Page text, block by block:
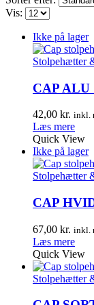
Vis:
Ikke på lager
Stolpehætter
CAP
42,00 kr. inkl.
Læs mere
Quick View
Ikke på lager
Stolpehætter
CAP
67,00 kr. inkl.
Læs mere
Quick View
Stolpehætter